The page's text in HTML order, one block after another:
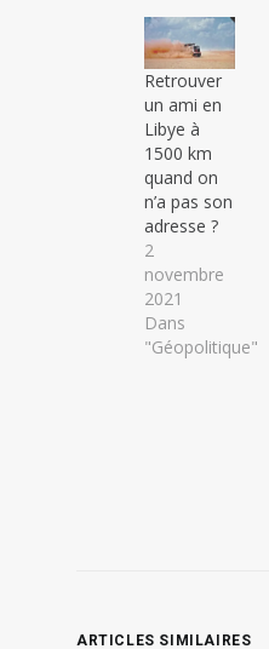
Retrouver
un ami en
Libye à
1500 km
quand on
n’a pas son
adresse ?
2
novembre
2021
Dans
"Géopolitique"
ARTICLES SIMILAIRES